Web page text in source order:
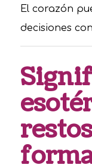
El corazón
decisiones